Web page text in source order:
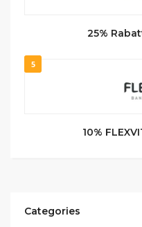
25%
5
10%
Categories